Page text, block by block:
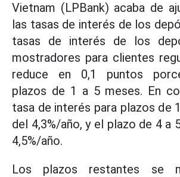
Vietnam (LPBank) acaba de
las tasas de interés de los
tasas de interés de los
mostradores para clientes
reduce en 0,1 puntos
plazos de 1 a 5 meses. En
tasa de interés para plazos de
del 4,3%/año, y el plazo de 4 a
4,5%/año.
Los plazos restantes se